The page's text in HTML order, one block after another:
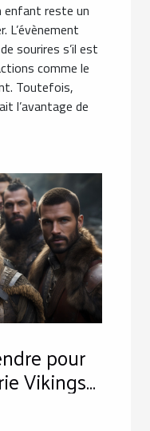
enfant reste un
L’évènement
sourires s’il est
comme le
Toutefois,
l’avantage de
pour
Vikings
?